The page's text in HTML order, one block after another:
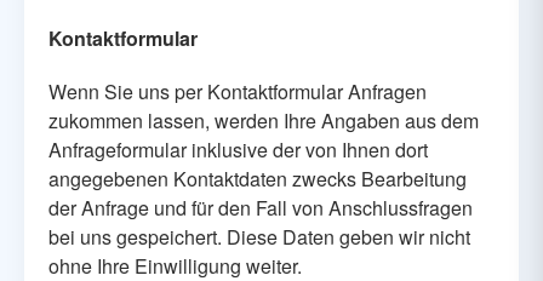
Kontaktformular
Wenn Sie uns per Kontaktformular Anfragen
zukommen lassen, werden Ihre Angaben aus dem
Anfrageformular inklusive der von Ihnen dort
angegebenen Kontaktdaten zwecks Bearbeitung
der Anfrage und für den Fall von Anschlussfragen
bei uns gespeichert. Diese Daten geben wir nicht
ohne Ihre Einwilligung weiter.